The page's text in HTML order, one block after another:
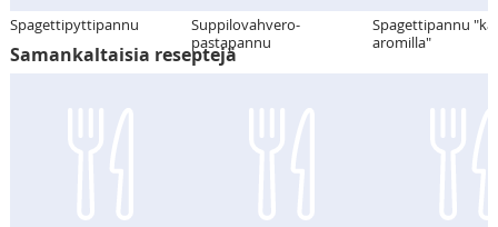
Spagettipyttipannu
Suppilovahvero-
pastapannu
Spagettipannu
aromilla"
Samankaltaisia reseptejä